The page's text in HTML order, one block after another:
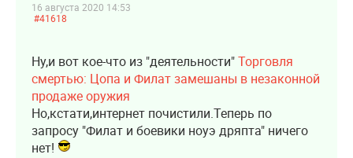
16 августа 2020 14:53
#41618
Ну,и вот кое-что из "деятельности"Торговля
смертью: Цопа и Филат замешаны в незаконной
продаже оружия
Но,кстати,интернет почистили.Теперь по
запросу "Филат и боевики ноуэ дряпта" ничего
нет!